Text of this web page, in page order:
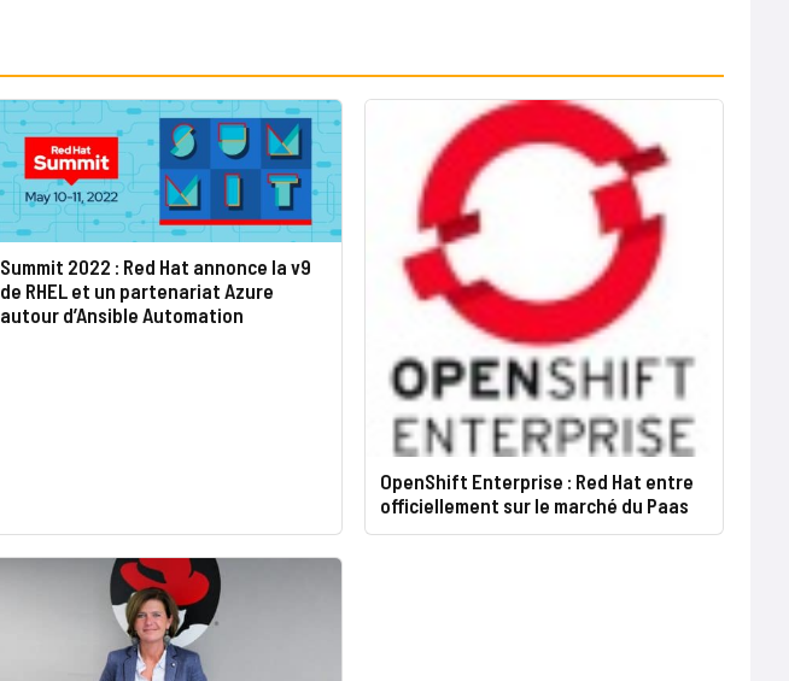
Summit 2022 : Red Hat annonce la v9
de RHEL et un partenariat Azure
autour d’Ansible Automation
OpenShift Enterprise : Red Hat entre
officiellement sur le marché du Paas